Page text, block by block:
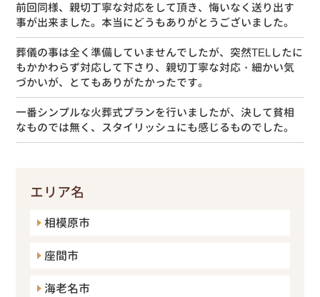
前回同様、親切丁寧な対応をして頂き、悔いなく送り出す
事が出来ました。本当にどうもありがとうございました。
葬儀の事は全く準備していませんでしたが、突然TELしたに
もかかわらず対応して下さり、親切丁寧な対応・細かい気
づかいが、とてもありがたかったです。
一番シンプルな火葬式プランを行いましたが、決して貧相
なものでは無く、スタイリッシュにも感じるものでした。
エリア名
相模原市
座間市
海老名市